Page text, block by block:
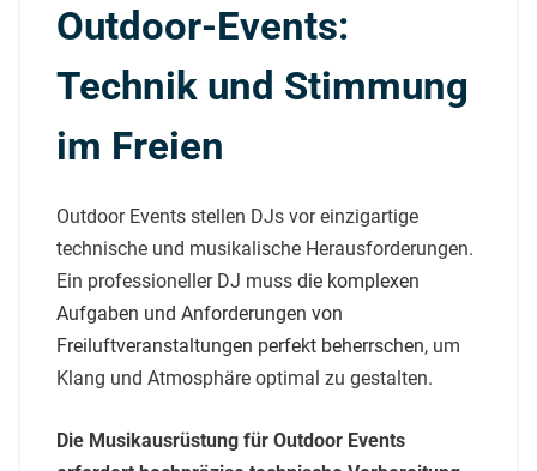
Outdoor-Events:
Technik und Stimmung
im Freien
Outdoor Events stellen DJs vor einzigartige
technische und musikalische Herausforderungen.
Ein professioneller DJ muss die komplexen
Aufgaben und Anforderungen von
Freiluftveranstaltungen perfekt beherrschen, um
Klang und Atmosphäre optimal zu gestalten.
Die Musikausrüstung für Outdoor Events